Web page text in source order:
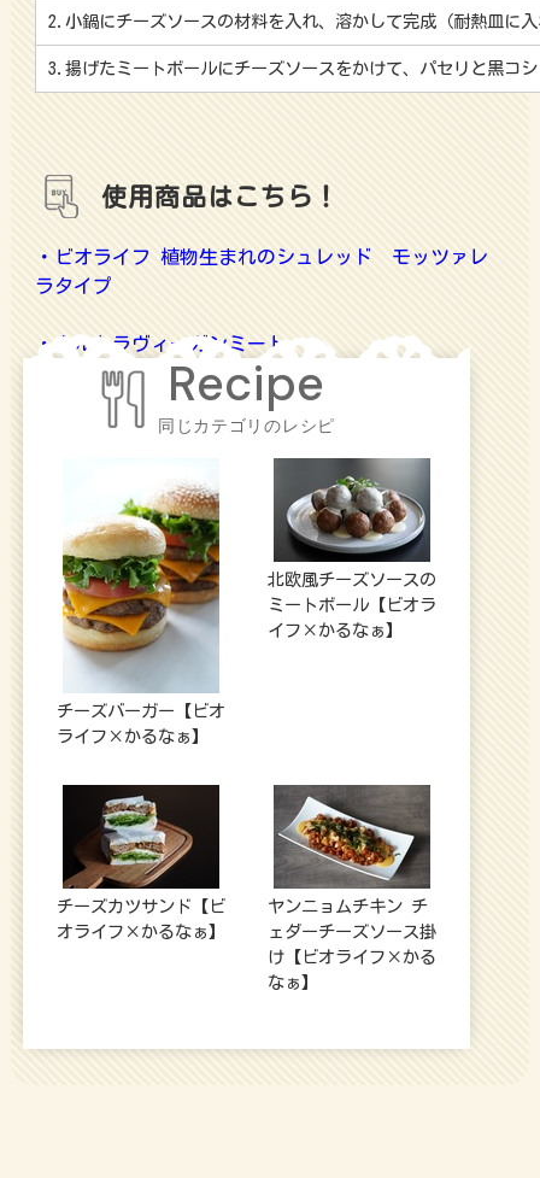
2.小鍋にチーズソースの材料を入れ、溶かして完成（耐熱皿に入
3.揚げたミートボールにチーズソースをかけて、パセリと黒コ
使用商品はこちら！​​​​​​
・ビオライフ 植物生まれのシュレッド モッツァレ
ラタイプ
・ウルトラヴィーガンミート
同じカテゴリのレシピ
チーズバーガー【ビオ
ライフ×かるなぁ】
北欧風チーズソースの
ミートボール【ビオラ
イフ×かるなぁ】
チーズカツサンド【ビ
オライフ×かるなぁ】
ヤンニョムチキン チ
ェダーチーズソース掛
け【ビオライフ×かる
なぁ】